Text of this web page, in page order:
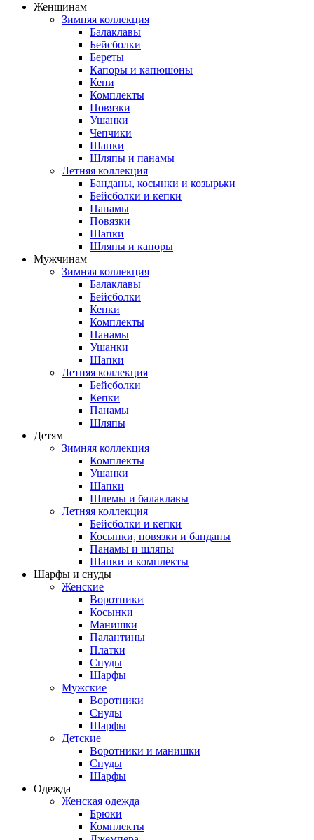
Женщинам
Зимняя коллекция
Балаклавы
Бейсболки
Береты
Капоры и капюшоны
Кепи
Комплекты
Повязки
Ушанки
Чепчики
Шапки
Шляпы и панамы
Летняя коллекция
Банданы, косынки и козырьки
Бейсболки и кепки
Панамы
Повязки
Шапки
Шляпы и капоры
Мужчинам
Зимняя коллекция
Балаклавы
Бейсболки
Кепки
Комплекты
Панамы
Ушанки
Шапки
Летняя коллекция
Бейсболки
Кепки
Панамы
Шляпы
Детям
Зимняя коллекция
Комплекты
Ушанки
Шапки
Шлемы и балаклавы
Летняя коллекция
Бейсболки и кепки
Косынки, повязки и банданы
Панамы и шляпы
Шапки и комплекты
Шарфы и снуды
Женские
Воротники
Косынки
Манишки
Палантины
Платки
Снуды
Шарфы
Мужские
Воротники
Снуды
Шарфы
Детские
Воротники и манишки
Снуды
Шарфы
Одежда
Женская одежда
Брюки
Комплекты